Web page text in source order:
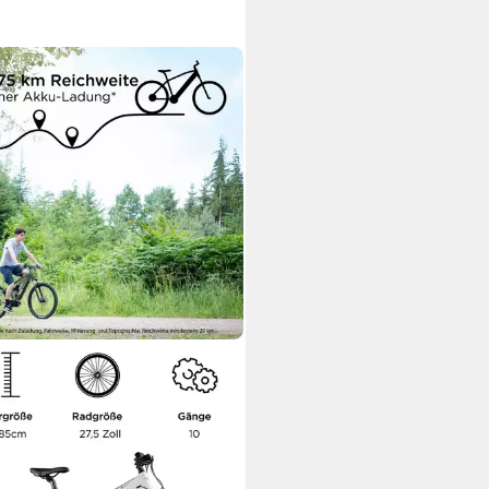
Mountainbike X900
Motor
Akkuleistung
€ UVP 2.999,00 €